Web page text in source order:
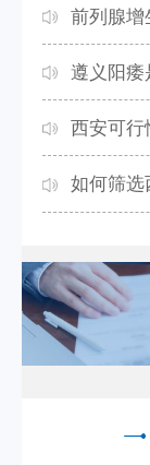
断标准
前列腺增
遵义阳
西安可行
年严谨
如何筛